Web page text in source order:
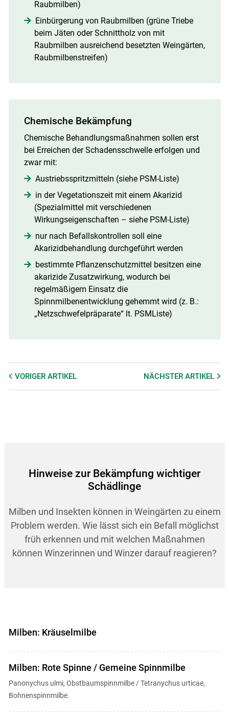
Raubmilben)
Einbürgerung von Raubmilben (grüne Triebe
beim Jäten oder Schnittholz von mit
Raubmilben ausreichend besetzten Weingärten,
Raubmilbenstreifen)
Chemische Bekämpfung
Chemische Behandlungsmaßnahmen sollen erst
bei Erreichen der Schadensschwelle erfolgen und
zwar mit:
Austriebsspritzmitteln (siehe PSM-Liste)
in der Vegetationszeit mit einem Akarizid
(Spezialmittel mit verschiedenen
Wirkungseigenschaften – siehe PSM-Liste)
nur nach Befallskontrollen soll eine
Akarizidbehandlung durchgeführt werden
bestimmte Pflanzenschutzmittel besitzen eine
akarizide Zusatzwirkung, wodurch bei
regelmäßigem Einsatz die
Spinnmilbenentwicklung gehemmt wird (z. B.:
„Netzschwefelpräparate“ lt. PSMListe)
VORIGER ARTIKEL NÄCHSTERARTIKEL
Hinweise zur Bekämpfung wichtiger
Schädlinge
Milben und Insekten können in Weingärten zu einem
Problem werden. Wie lässt sich ein Befall möglichst
früh erkennen und mit welchen Maßnahmen
können Winzerinnen und Winzer darauf reagieren?
Milben: Kräuselmilbe
Milben: Rote Spinne / Gemeine Spinnmilbe
Panonychus ulmi, Obstbaumspinnmilbe / Tetranychus urticae,
Bohnenspinnmilbe.